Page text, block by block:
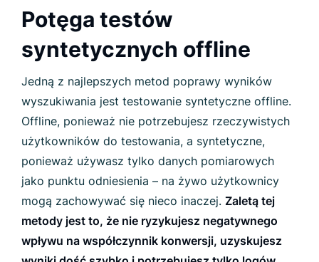
Potęga testów
syntetycznych offline
Jedną z najlepszych metod poprawy wyników
wyszukiwania jest testowanie syntetyczne offline.
Offline, ponieważ nie potrzebujesz rzeczywistych
użytkowników do testowania, a syntetyczne,
ponieważ używasz tylko danych pomiarowych
jako punktu odniesienia – na żywo użytkownicy
mogą zachowywać się nieco inaczej. Zaletą tej
metody jest to, że nie ryzykujesz negatywnego
wpływu na współczynnik konwersji, uzyskujesz